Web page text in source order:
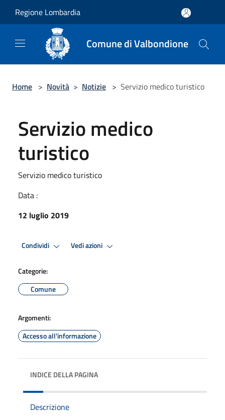
Regione Lombardia
Comune di Valbondione
Home > Novità > Notizie > Servizio medico turistico
Servizio medico
turistico
Servizio medico turistico
Data :
12 luglio 2019
Condividi Vedi azioni
Categorie:
Comune
Argomenti:
Accesso all'informazione
INDICE DELLA PAGINA
Descrizione